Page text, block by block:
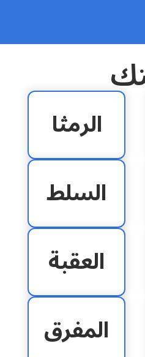
الرمثا
السلط
العقبة
المفرق